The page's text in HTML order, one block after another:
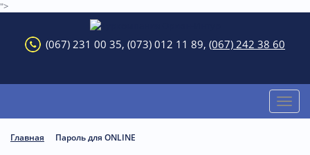
">
(067) 231 00 35, (073) 012 11 89, (067) 242 38 60
Toggle
Главная Пароль для ONLINE